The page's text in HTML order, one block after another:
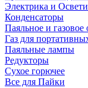
Электрика и
Конденсаторы
Паяльное и газовое
Газ для
Паяльные лампы
Редукторы
Сухое горючее
Все для Пайки